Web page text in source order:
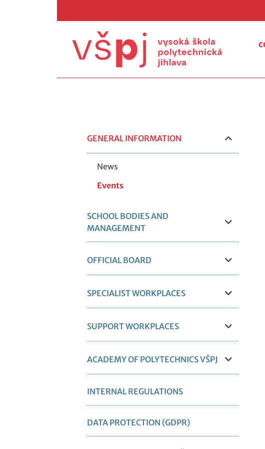
GENERAL INFORMATION
News
Events
SCHOOL BODIES AND
MANAGEMENT
OFFICIAL BOARD
SPECIALIST WORKPLACES
SUPPORT WORKPLACES
ACADEMY OF POLYTECHNICS VŠPJ
INTERNAL REGULATIONS
DATA PROTECTION (GDPR)